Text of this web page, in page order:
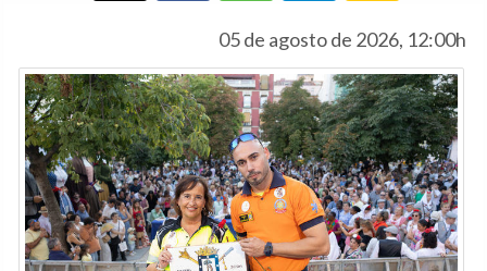
05 de agosto de 2026, 12:00h